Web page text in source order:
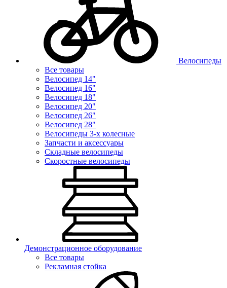
Велосипеды
Все товары
Велосипед 14"
Велосипед 16"
Велосипед 18"
Велосипед 20"
Велосипед 26"
Велосипед 28"
Велосипеды 3-х колесные
Запчасти и аксессуары
Складные велосипеды
Скоростные велосипеды
Демонстрационное оборудование
Все товары
Рекламная стойка